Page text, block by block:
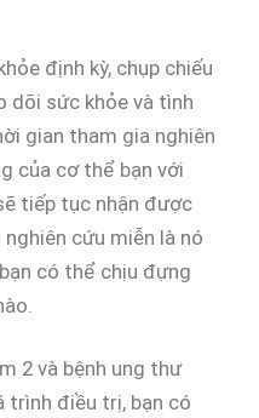
định kỳ, chụp chiếu
dõi sức khỏe và tình
gian tham gia nghiên
của cơ thể bạn với
tiếp tục nhận được
cứu miễn là nó
có thể chịu đựng
2 và bệnh ung thư
trình điều trị, bạn có